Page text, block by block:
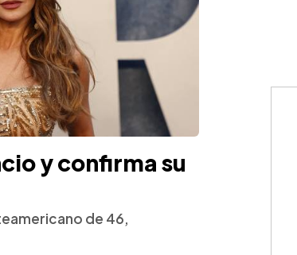
y confirma su
de 46,